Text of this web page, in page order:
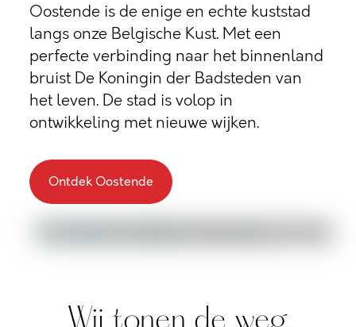
Oostende is de enige en echte kuststad
langs onze Belgische Kust. Met een
perfecte verbinding naar het binnenland
bruist De Koningin der Badsteden van
het leven. De stad is volop in
ontwikkeling met nieuwe wijken.
Ontdek Oostende